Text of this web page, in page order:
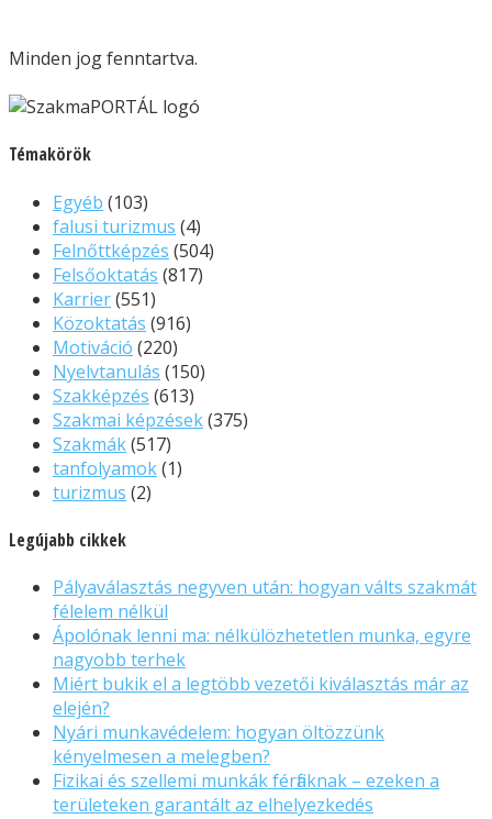
Minden jog fenntartva.
Témakörök
Egyéb (103)
falusi turizmus (4)
Felnőttképzés (504)
Felsőoktatás (817)
Karrier(551)
Közoktatás (916)
Motiváció (220)
Nyelvtanulás (150)
Szakképzés (613)
Szakmai képzések(375)
Szakmák(517)
tanfolyamok(1)
turizmus (2)
Legújabb cikkek
Pályaválasztás negyven után: hogyan válts szakmát
félelem nélkül
Ápolónak lenni ma: nélkülözhetetlen munka, egyre
nagyobb terhek
Miért bukik el a legtöbb vezetői kiválasztás már az
elején?
Nyári munkavédelem: hogyan öltözzünk
kényelmesen a melegben?
Fizikai és szellemi munkák férfiaknak – ezeken a
területeken garantált az elhelyezkedés